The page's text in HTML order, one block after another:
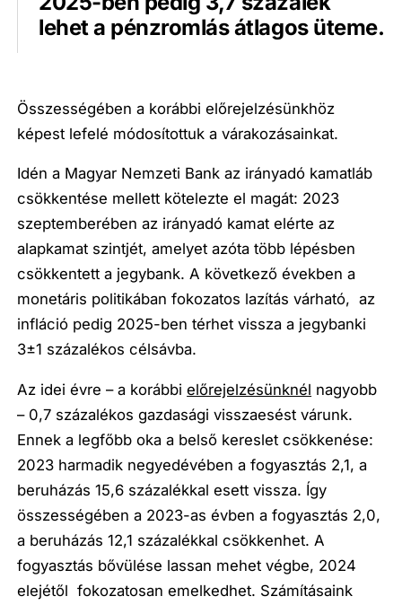
lehet a pénzromlás átlagos üteme.
Összességében a korábbi előrejelzésünkhöz
képest lefelé módosítottuk a várakozásainkat.
Idén a Magyar Nemzeti Bank az irányadó kamatláb
csökkentése mellett kötelezte el magát: 2023
szeptemberében az irányadó kamat elérte az
alapkamat szintjét, amelyet azóta több lépésben
csökkentett a jegybank. A következő években a
monetáris politikában fokozatos lazítás várható, az
infláció pedig 2025-ben térhet vissza a jegybanki
3±1 százalékos célsávba.
Az idei évre – a korábbielőrejelzésünknél nagyobb
– 0,7 százalékos gazdasági visszaesést várunk.
Ennek a legfőbb oka a belső kereslet csökkenése:
2023 harmadik negyedévében a fogyasztás 2,1, a
beruházás 15,6 százalékkal esett vissza. Így
összességében a 2023-as évben a fogyasztás 2,0,
a beruházás 12,1 százalékkal csökkenhet. A
fogyasztás bővülése lassan mehet végbe, 2024
elejétől fokozatosan emelkedhet. Számításaink